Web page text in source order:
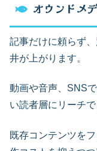
オウンドメ
記事だけに頼らず
井が上がります。
動画や音声、SNS
い読者層にリーチで
既存コンテンツを